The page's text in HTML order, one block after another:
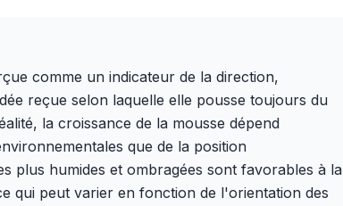
comme un indicateur de la direction,
reçue selon laquelle elle pousse toujours du
la croissance de la mousse dépend
que de la position
plus humides et ombragées sont favorables à la
qui peut varier en fonction de l'orientation des